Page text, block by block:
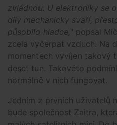
zvládnou. U elektroniky se
díly mechanicky svaří,
působilo hladce," popsal
zcela vyčerpat vzduch. Na
momentech vyvíjen takový
deset tun. Takovéto
normálně v nich fungovat.
Jedním z prvních uživatelů
bude společnost Zaitra,